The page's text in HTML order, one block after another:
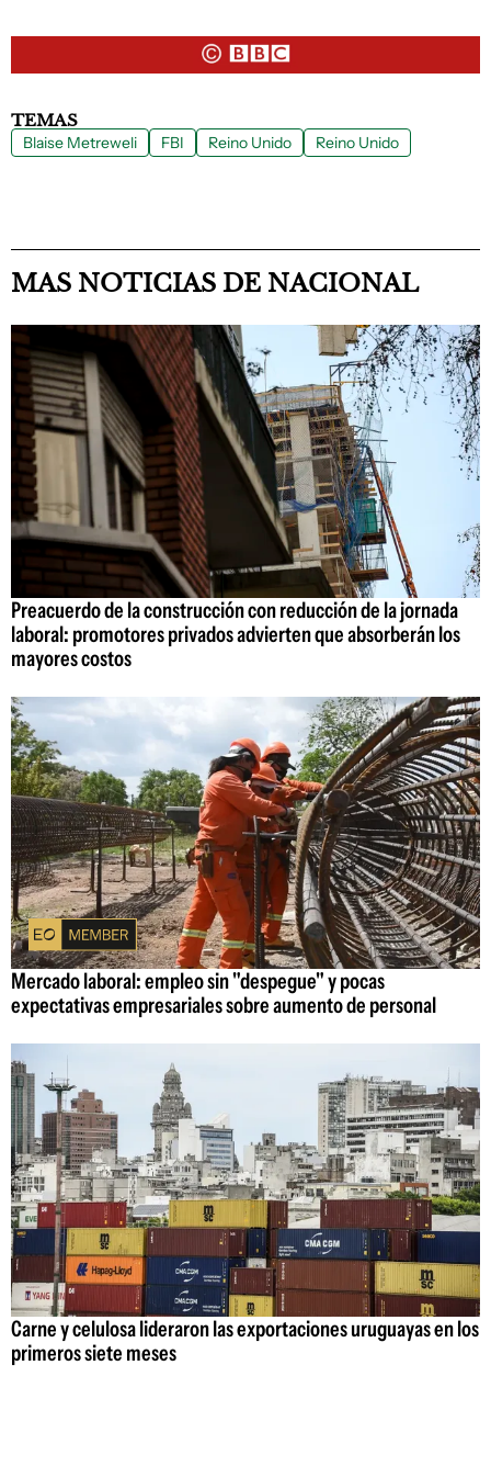
TEMAS
Blaise Metreweli FBI Reino Unido Reino Unido
MAS NOTICIAS DE NACIONAL
Preacuerdo de la construcción con reducción de la jornada
laboral: promotores privados advierten que absorberán los
mayores costos
Mercado laboral: empleo sin "despegue" y pocas
expectativas empresariales sobre aumento de personal
Carne y celulosa lideraron las exportaciones uruguayas en los
primeros siete meses